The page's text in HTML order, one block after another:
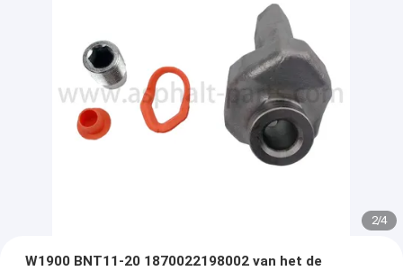
2/4
W1900 BNT11-20 1870022198002 van het de